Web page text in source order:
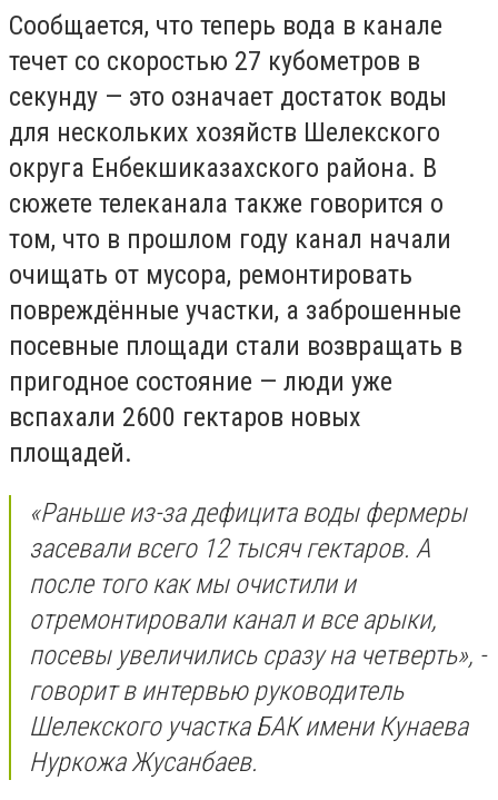
Сообщается, что теперь вода в канале
течет со скоростью 27 кубометров в
секунду — это означает достаток воды
для нескольких хозяйств Шелекского
округа Енбекшиказахского района. В
сюжете телеканала также говорится о
том, что в прошлом году канал начали
очищать от мусора, ремонтировать
повреждённые участки, а заброшенные
посевные площади стали возвращать в
пригодное состояние — люди уже
вспахали 2600 гектаров новых
площадей.
«Раньше из-за дефицита воды фермеры
засевали всего 12 тысяч гектаров. А
после того как мы очистили и
отремонтировали канал и все арыки,
посевы увеличились сразу на четверть», -
говорит в интервью руководитель
Шелекского участка БАК имени Кунаева
Нуркожа Жусанбаев.